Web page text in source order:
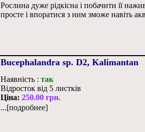
Рослина дуже рідкісна і побачити її
просте і впоратися з ним зможе навіть
Bucephalandra sp. D2, Kalimantan
Наявність :так
Відросток від 5 листків
Ціна:250.00 грн.
...[подробнее]